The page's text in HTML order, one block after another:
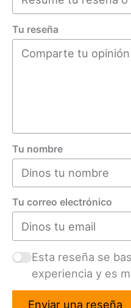
Tu reseña
Tu nombre
Tu correo electrónico
Esta reseña se
experiencia y es
Enviar una reseña